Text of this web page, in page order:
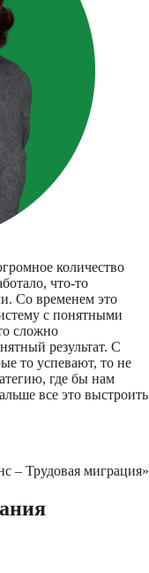
количество
что-то
Со временем это
с понятными
сложно
результат. С
то успевают, то не
где бы нам
все это выстроить
– Трудовая миграция»